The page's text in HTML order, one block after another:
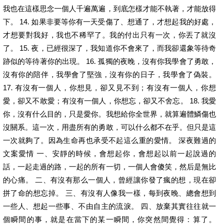
我也在這樣思念一個人千遍萬遍，到底怎樣才能不執著，才能放得
下。 14. 如果非要等你有一天受傷了、想通了，才想起我的好處，
才想要對我好，我也不稀罕了。我的付出只有一次，你丟了就沒
了。 15. 夜，已經很深了，我知道你不會來了，而我卻還象等待奇
跡似的等待著你的出現。 16. 孤獨的夜晚，沒有你我學會了勇敢，
沒有你的陪伴，我學會了堅強，沒有你的日子，我學會了偽裝。
17. 有沒有一個人，你想見，卻又見不到；有沒有一個人，你想
愛，卻又不敢愛；有沒有一個人，你想忘，卻又不舍忘。 18. 我愛
你，沒有什么目的，只是愛你。我想給你全世界，就算遍體鱗傷也
沒關系。這一次，用盡所有的勇敢，可以什么都不在乎。但只是這
一次就夠了。因為生命再也承受不起這么重的愛情。 深夜難過的
文案愛情 一、安靜的時候，會想起你，會想起以前一起說過的
話，一起走過的路，一起的所有一切，一個人會傻笑，然后是無比
的心痛。 二、有沒有那么一個人，曾經讓你發了瘋的想，現在卻
拼了命的想忘掉。 三、有沒有人像我一樣，每到夜晚、總會想到
一些人、想起一些事、不由自主的流淚。 四、放棄其實往往就一
個瞬間的事，就是在當下的某一瞬間，你突然間覺得：算了。